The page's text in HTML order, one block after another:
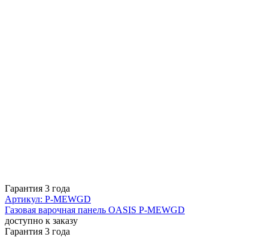
Гарантия 3 года
Артикул: P-MEWGD
Газовая варочная панель OASIS P-MEWGD
доступно к заказу
Гарантия 3 года